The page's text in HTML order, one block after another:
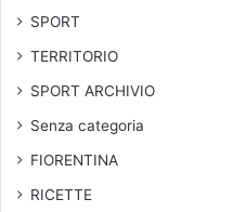
SPORT
TERRITORIO
SPORT ARCHIVIO
Senza categoria
FIORENTINA
RICETTE